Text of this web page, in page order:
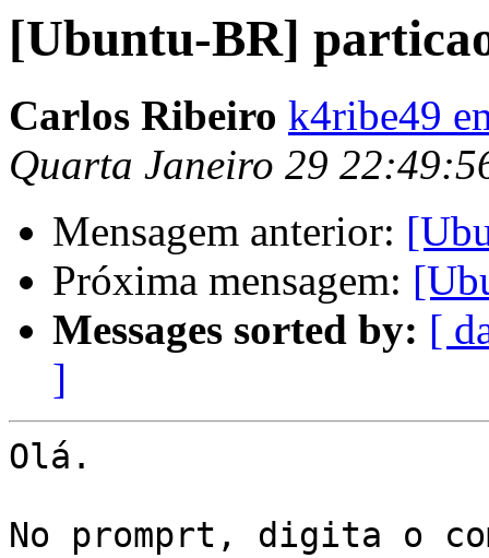
[Ubuntu-BR]
Carlos Ribeiro k4ribe49
Quarta Janeiro 29
Mensagem anterior:
Próxima mensagem:
Messages sorted by: [
]
Olá.
No promprt, digita o